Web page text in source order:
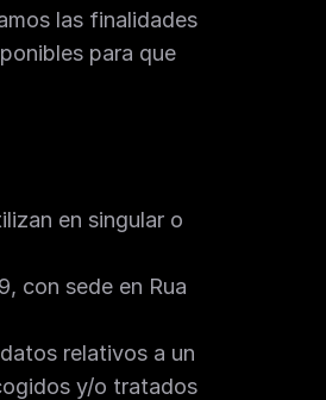
las finalidades
para que
en singular o
con sede en Rua
relativos a un
y/o tratados